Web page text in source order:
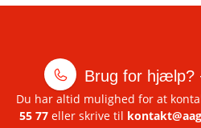
Brug for hjælp?
Du har altid mulighed for at
55 77 eller skrive til